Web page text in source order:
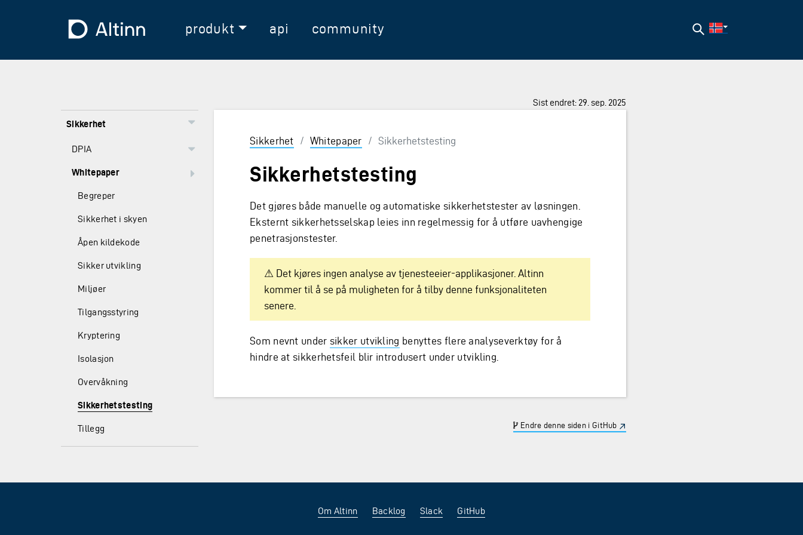
Til forsidenprodukt api community Søk
Sist endret: 29. sep. 2025
Sikkerhet
DPIA
Whitepaper
Begreper
Sikkerhet i skyen
Åpen kildekode
Sikker utvikling
Miljøer
Tilgangsstyring
Kryptering
Isolasjon
Overvåkning
Sikkerhetstesting
Tillegg
Sikkerhet / Whitepaper / Sikkerhetstesting
Sikkerhetstesting
Det gjøres både manuelle og automatiske sikkerhetstester av løsningen.
Eksternt sikkerhetsselskap leies inn regelmessig for å utføre uavhengige
penetrasjonstester.
⚠ Det kjøres ingen analyse av tjenesteeier-applikasjoner. Altinn
kommer til å se på muligheten for å tilby denne funksjonaliteten
senere.
Som nevnt under sikker utvikling benyttes flere analyseverktøy for å
hindre at sikkerhetsfeil blir introdusert under utvikling.
Endre denne siden i GitHub
Om Altinn Backlog Slack GitHub